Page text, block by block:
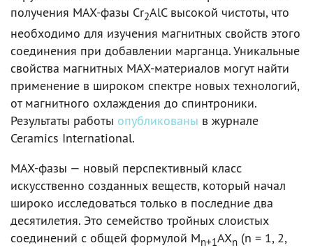
получения MAX-фазы Cr2AlC высокой чистоты, что
необходимо для изучения магнитных свойств этого
соединения при добавлении марганца. Уникальные
свойства магнитных MAX-материалов могут найти
применение в широком спектре новых технологий,
от магнитного охлаждения до спинтроники.
Результаты работы опубликованы в журнале
Ceramics International.
MAX-фазы — новый перспективный класс
искусственно созданных веществ, который начал
широко исследоваться только в последние два
десятилетия. Это семейство тройных слоистых
соединений с общей формулой Mn+1AXn (n = 1, 2,